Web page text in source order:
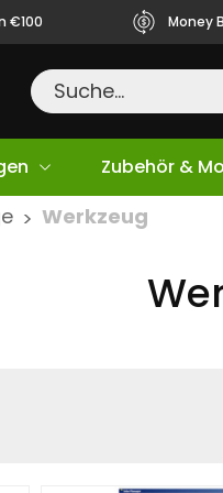
€100 Money
Zubehör &
> Werkzeug